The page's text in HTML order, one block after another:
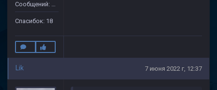
Сообщений: 505
Спасибок: 18
Lik 7 июня 2022 г, 12:37